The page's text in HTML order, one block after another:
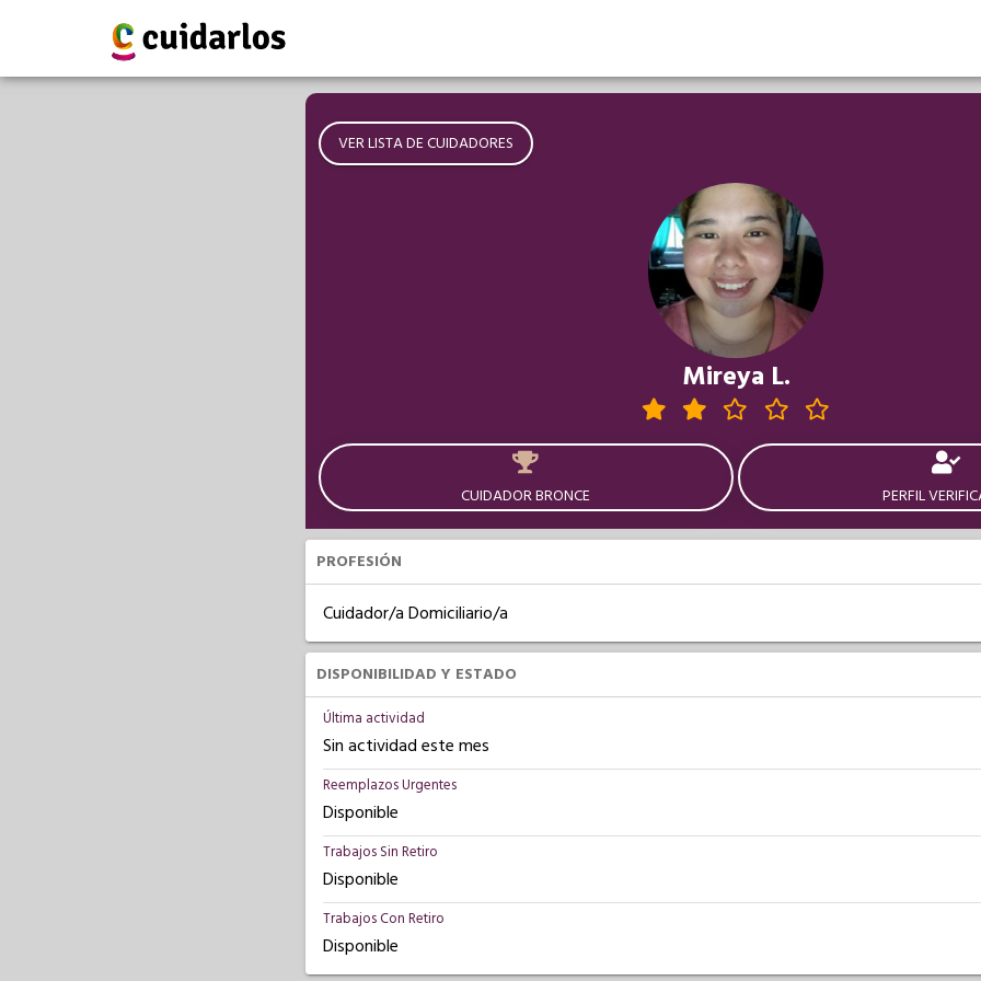
VER LISTA DE CUIDADORES
Mireya L.
CUIDADOR BRONCE PERFIL
PROFESIÓN
Cuidador/a Domiciliario/a
DISPONIBILIDAD Y ESTADO
Última actividad
Sin actividad este mes
Reemplazos Urgentes
Disponible
Trabajos Sin Retiro
Disponible
Trabajos Con Retiro
Disponible